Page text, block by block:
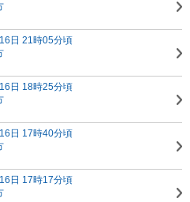
日 21時05分頃
日 18時25分頃
日 17時40分頃
日 17時17分頃